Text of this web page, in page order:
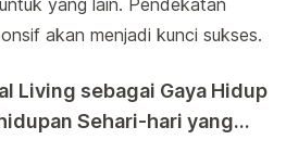
yang lain. Pendekatan
akan menjadi kunci sukses.
Living sebagai Gaya Hidup
Sehari-hari yang
Berkelanjutan